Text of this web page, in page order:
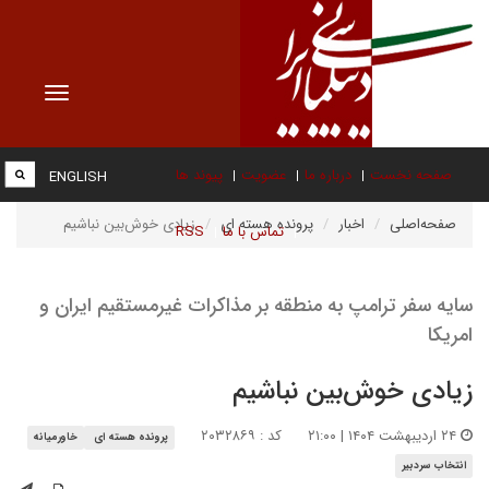
Toggle
صفحه نخست درباره ما عضویت پیوند ها
تماس با ما RSS
ENGLISH
صفحه‌اصلی اخبار پرونده هسته ای زیادی خوش‌بین نباشیم
سایه سفر ترامپ به منطقه بر مذاکرات غیرمستقیم ایران و
امریکا
زیادی خوش‌بین نباشیم
کد : ۲۰۳۲۸۶۹ پرونده هسته ای
خاورمیانه
انتخاب سردبیر